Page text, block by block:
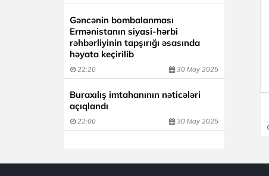
Gəncənin bombalanması
Ermənistanın siyasi-hərbi
rəhbərliyinin tapşırığı əsasında
həyata keçirilib
22:20 30 May 2025
Buraxılış imtahanının nəticələri
açıqlandı
22:00 30 May 2025